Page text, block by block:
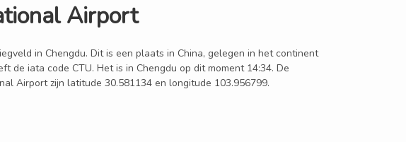
Airport
in Chengdu. Dit is een plaats in China, gelegen in het continent
de iata code CTU. Het is in Chengdu op dit moment 14:34. De
Airport zijn latitude 30.581134 en longitude 103.956799.